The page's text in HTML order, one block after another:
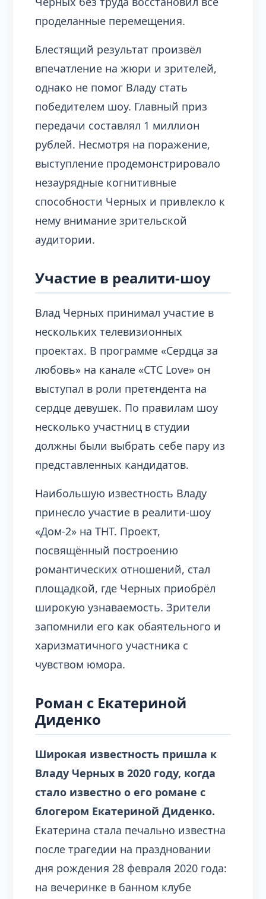
проделанные перемещения.
Блестящий результат произвёл
впечатление на жюри и зрителей,
однако не помог Владу стать
победителем шоу. Главный приз
передачи составлял 1 миллион
рублей. Несмотря на поражение,
выступление продемонстрировало
незаурядные когнитивные
способности Черных и привлекло к
нему внимание зрительской
аудитории.
Участие в реалити-шоу
Влад Черных принимал участие в
нескольких телевизионных
проектах. В программе «Сердца за
любовь» на канале «СТС Love» он
выступал в роли претендента на
сердце девушек. По правилам шоу
несколько участниц в студии
должны были выбрать себе пару из
представленных кандидатов.
Наибольшую известность Владу
принесло участие в реалити-шоу
«Дом-2» на ТНТ. Проект,
посвящённый построению
романтических отношений, стал
площадкой, где Черных приобрёл
широкую узнаваемость. Зрители
запомнили его как обаятельного и
харизматичного участника с
чувством юмора.
Роман с Екатериной
Диденко
Широкая известность пришла к
Владу Черных в 2020 году, когда
стало известно о его романе с
блогером Екатериной Диденко.
Екатерина стала печально известна
после трагедии на праздновании
дня рождения 28 февраля 2020 года:
на вечеринке в банном клубе